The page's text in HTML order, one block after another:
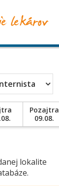
Pozajtra
09.08.
lokalite